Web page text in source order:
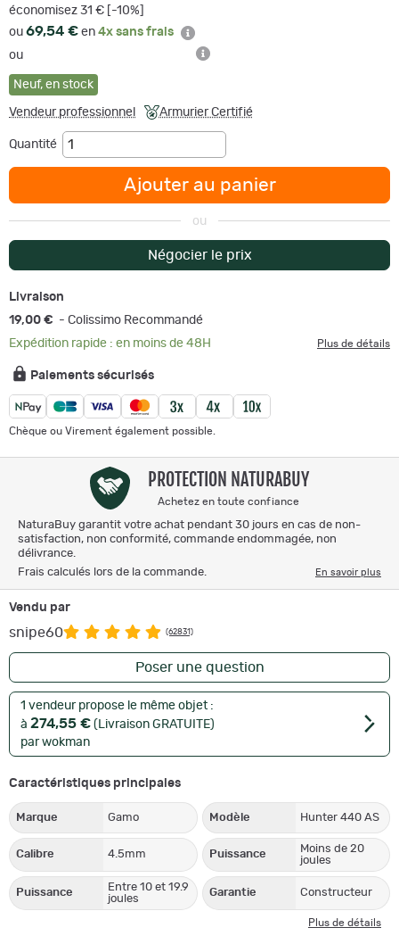
économisez 31 € [-10%]
ou 69,54 € en 4x sans frais
ou
Neuf, en stock
Vendeur professionnel Armurier Certifié
Quantité
Ajouter au panier
ou
Négocier le prix
Livraison
19,00 € - Colissimo Recommandé
Expédition rapide : en moins de 48H
Plus de détails
Paiements sécurisés
Chèque ou Virement également possible.
PROTECTION NATURABUY
Achetez en toute confiance
NaturaBuy garantit votre achat pendant 30 jours en cas de non-
satisfaction, non conformité, commande endommagée, non
délivrance.
Frais calculés lors de la commande.
En savoir plus
Vendu par
snipe60 (62831)
Poser une question
1 vendeur propose le même objet :
à 274,55 € (Livraison GRATUITE)
par wokman
Caractéristiques principales
Marque Gamo Modèle Hunter 440 AS
Calibre 4.5mm Puissance
Moins de 20
joules
Puissance
Entre 10 et 19.9
joules
Garantie Constructeur
Plus de détails